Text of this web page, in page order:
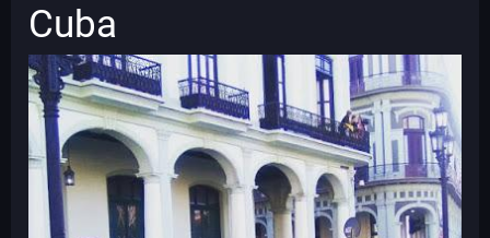
Cuba